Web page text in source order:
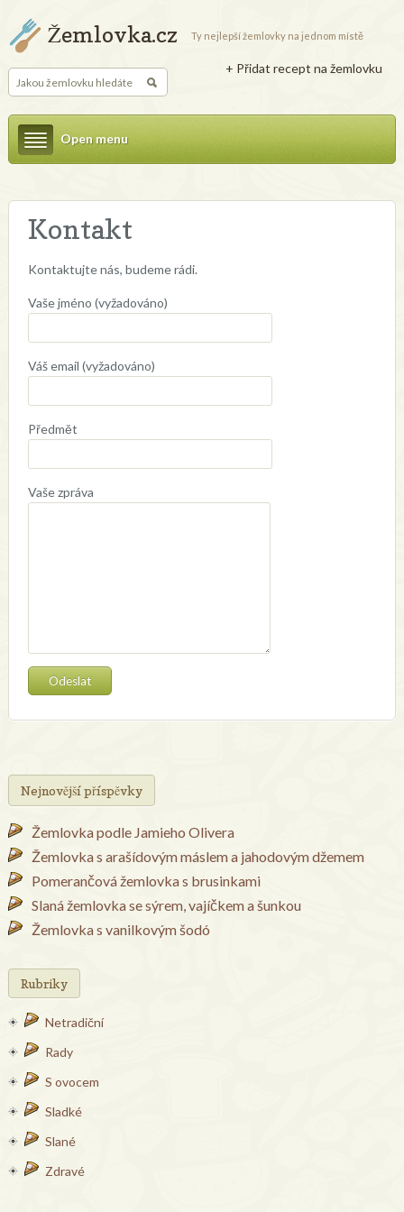
Žemlovka.cz Ty nejlepší žemlovky na jednom místě
+ Přidat recept na žemlovku
Open menu
Kontakt
Kontaktujte nás, budeme rádi.
Vaše jméno (vyžadováno)
Váš email (vyžadováno)
Předmět
Vaše zpráva
Nejnovější příspěvky
Žemlovka podle Jamieho Olivera
Žemlovka s arašídovým máslem a jahodovým džemem
Pomerančová žemlovka s brusinkami
Slaná žemlovka se sýrem, vajíčkem a šunkou
Žemlovka s vanilkovým šodó
Rubriky
Netradiční
Rady
S ovocem
Sladké
Slané
Zdravé